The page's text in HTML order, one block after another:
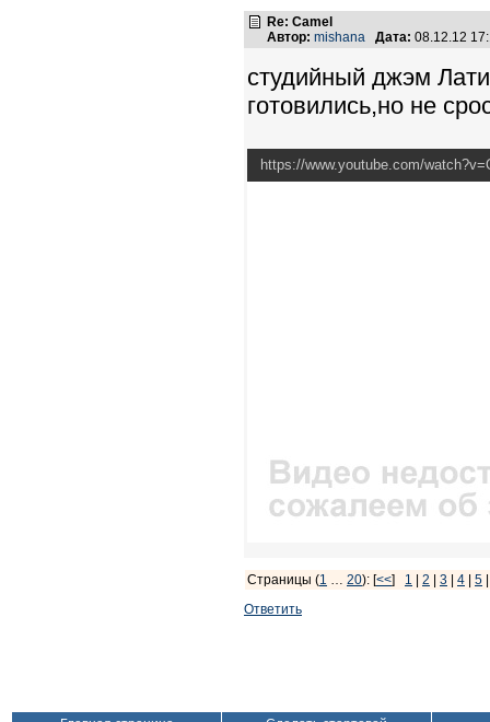
Re: Camel
Автор: mishana Дата: 08.12.12
студийный джэм
готовились,но не
https://www.youtube.com/
Страницы (1 … 20): [<<] 1 2 3 4 5
Ответить